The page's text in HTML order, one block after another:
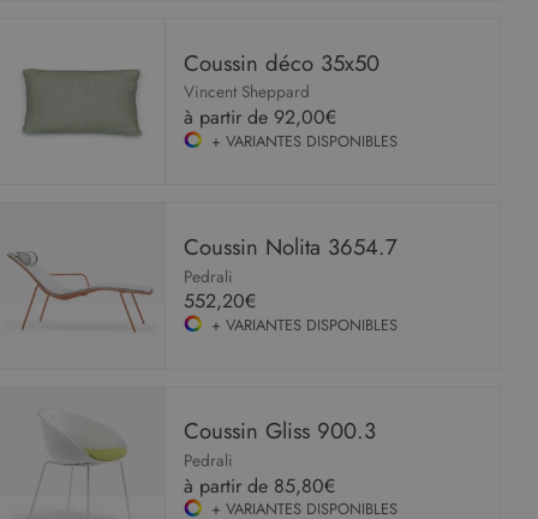
Coussin déco 35x50
Vincent Sheppard
à partir de 92,00€
+ VARIANTES DISPONIBLES
Coussin Nolita 3654.7
Pedrali
552,20€
+ VARIANTES DISPONIBLES
Coussin Gliss 900.3
Pedrali
à partir de 85,80€
+ VARIANTES DISPONIBLES